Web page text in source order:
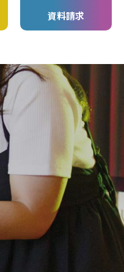
資料請求